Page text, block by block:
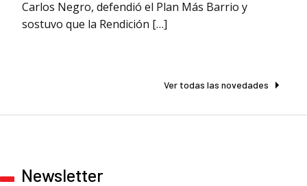
Carlos Negro, defendió el Plan Más Barrio y
sostuvo que la Rendición […]
Ver todas las novedades
Newsletter